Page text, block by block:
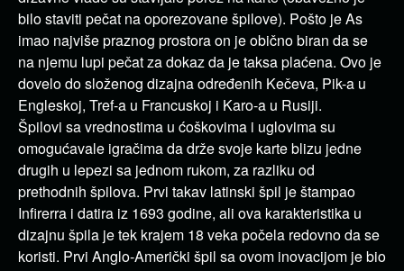
bilo staviti pečat na oporezovane špilove). Pošto je As
imao najviše praznog prostora on je obično biran da se
na njemu lupi pečat za dokaz da je taksa plaćena. Ovo je
dovelo do složenog dizajna određenih Kečeva, Pik-a u
Engleskoj, Tref-a u Francuskoj i Karo-a u Rusiji.
Špilovi sa vrednostima u ćoškovima i uglovima su
omogućavale igračima da drže svoje karte blizu jedne
drugih u lepezi sa jednom rukom, za razliku od
prethodnih špilova. Prvi takav latinski špil je štampao
Infirerra i datira iz 1693 godine, ali ova karakteristika u
dizajnu špila je tek krajem 18 veka počela redovno da se
koristi. Prvi Anglo-Američki špil sa ovom inovacijom je bio